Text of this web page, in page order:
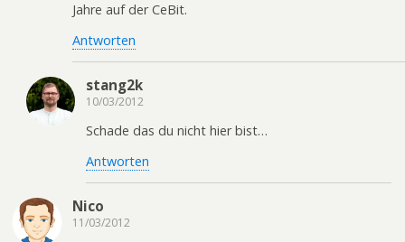
Jahre auf der CeBit.
Antworten
stang2k
10/03/2012
Schade das du nicht hier bist…
Antworten
Nico
11/03/2012